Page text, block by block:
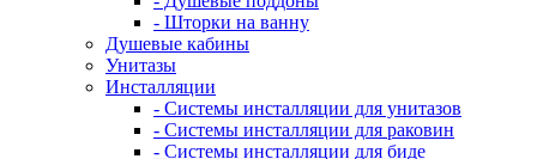
- Шторки на ванну
Душевые кабины
Унитазы
Инсталляции
- Системы инсталляции для унитазов
- Системы инсталляции для раковин
- Системы инсталляции для биде